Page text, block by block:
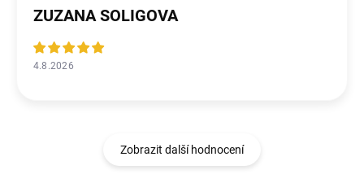
ZUZANA SOLIGOVA
4.8.2026
Zobrazit další hodnocení